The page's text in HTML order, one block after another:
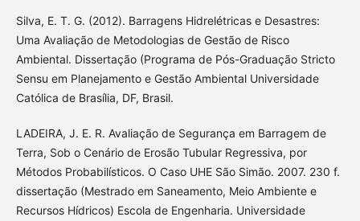
Silva, E. T. G. (2012). Barragens Hidrelétricas e Desastres:
Uma Avaliação de Metodologias de Gestão de Risco
Ambiental. Dissertação (Programa de Pós-Graduação Stricto
Sensu em Planejamento e Gestão Ambiental Universidade
Católica de Brasília, DF, Brasil.
LADEIRA, J. E. R. Avaliação de Segurança em Barragem de
Terra, Sob o Cenário de Erosão Tubular Regressiva, por
Métodos Probabilísticos. O Caso UHE São Simão. 2007. 230 f.
dissertação (Mestrado em Saneamento, Meio Ambiente e
Recursos Hídricos) Escola de Engenharia. Universidade